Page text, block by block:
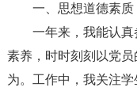
一、思想道德素质
一年来，我能认
素养，时时刻刻以党
为。工作中，我关注